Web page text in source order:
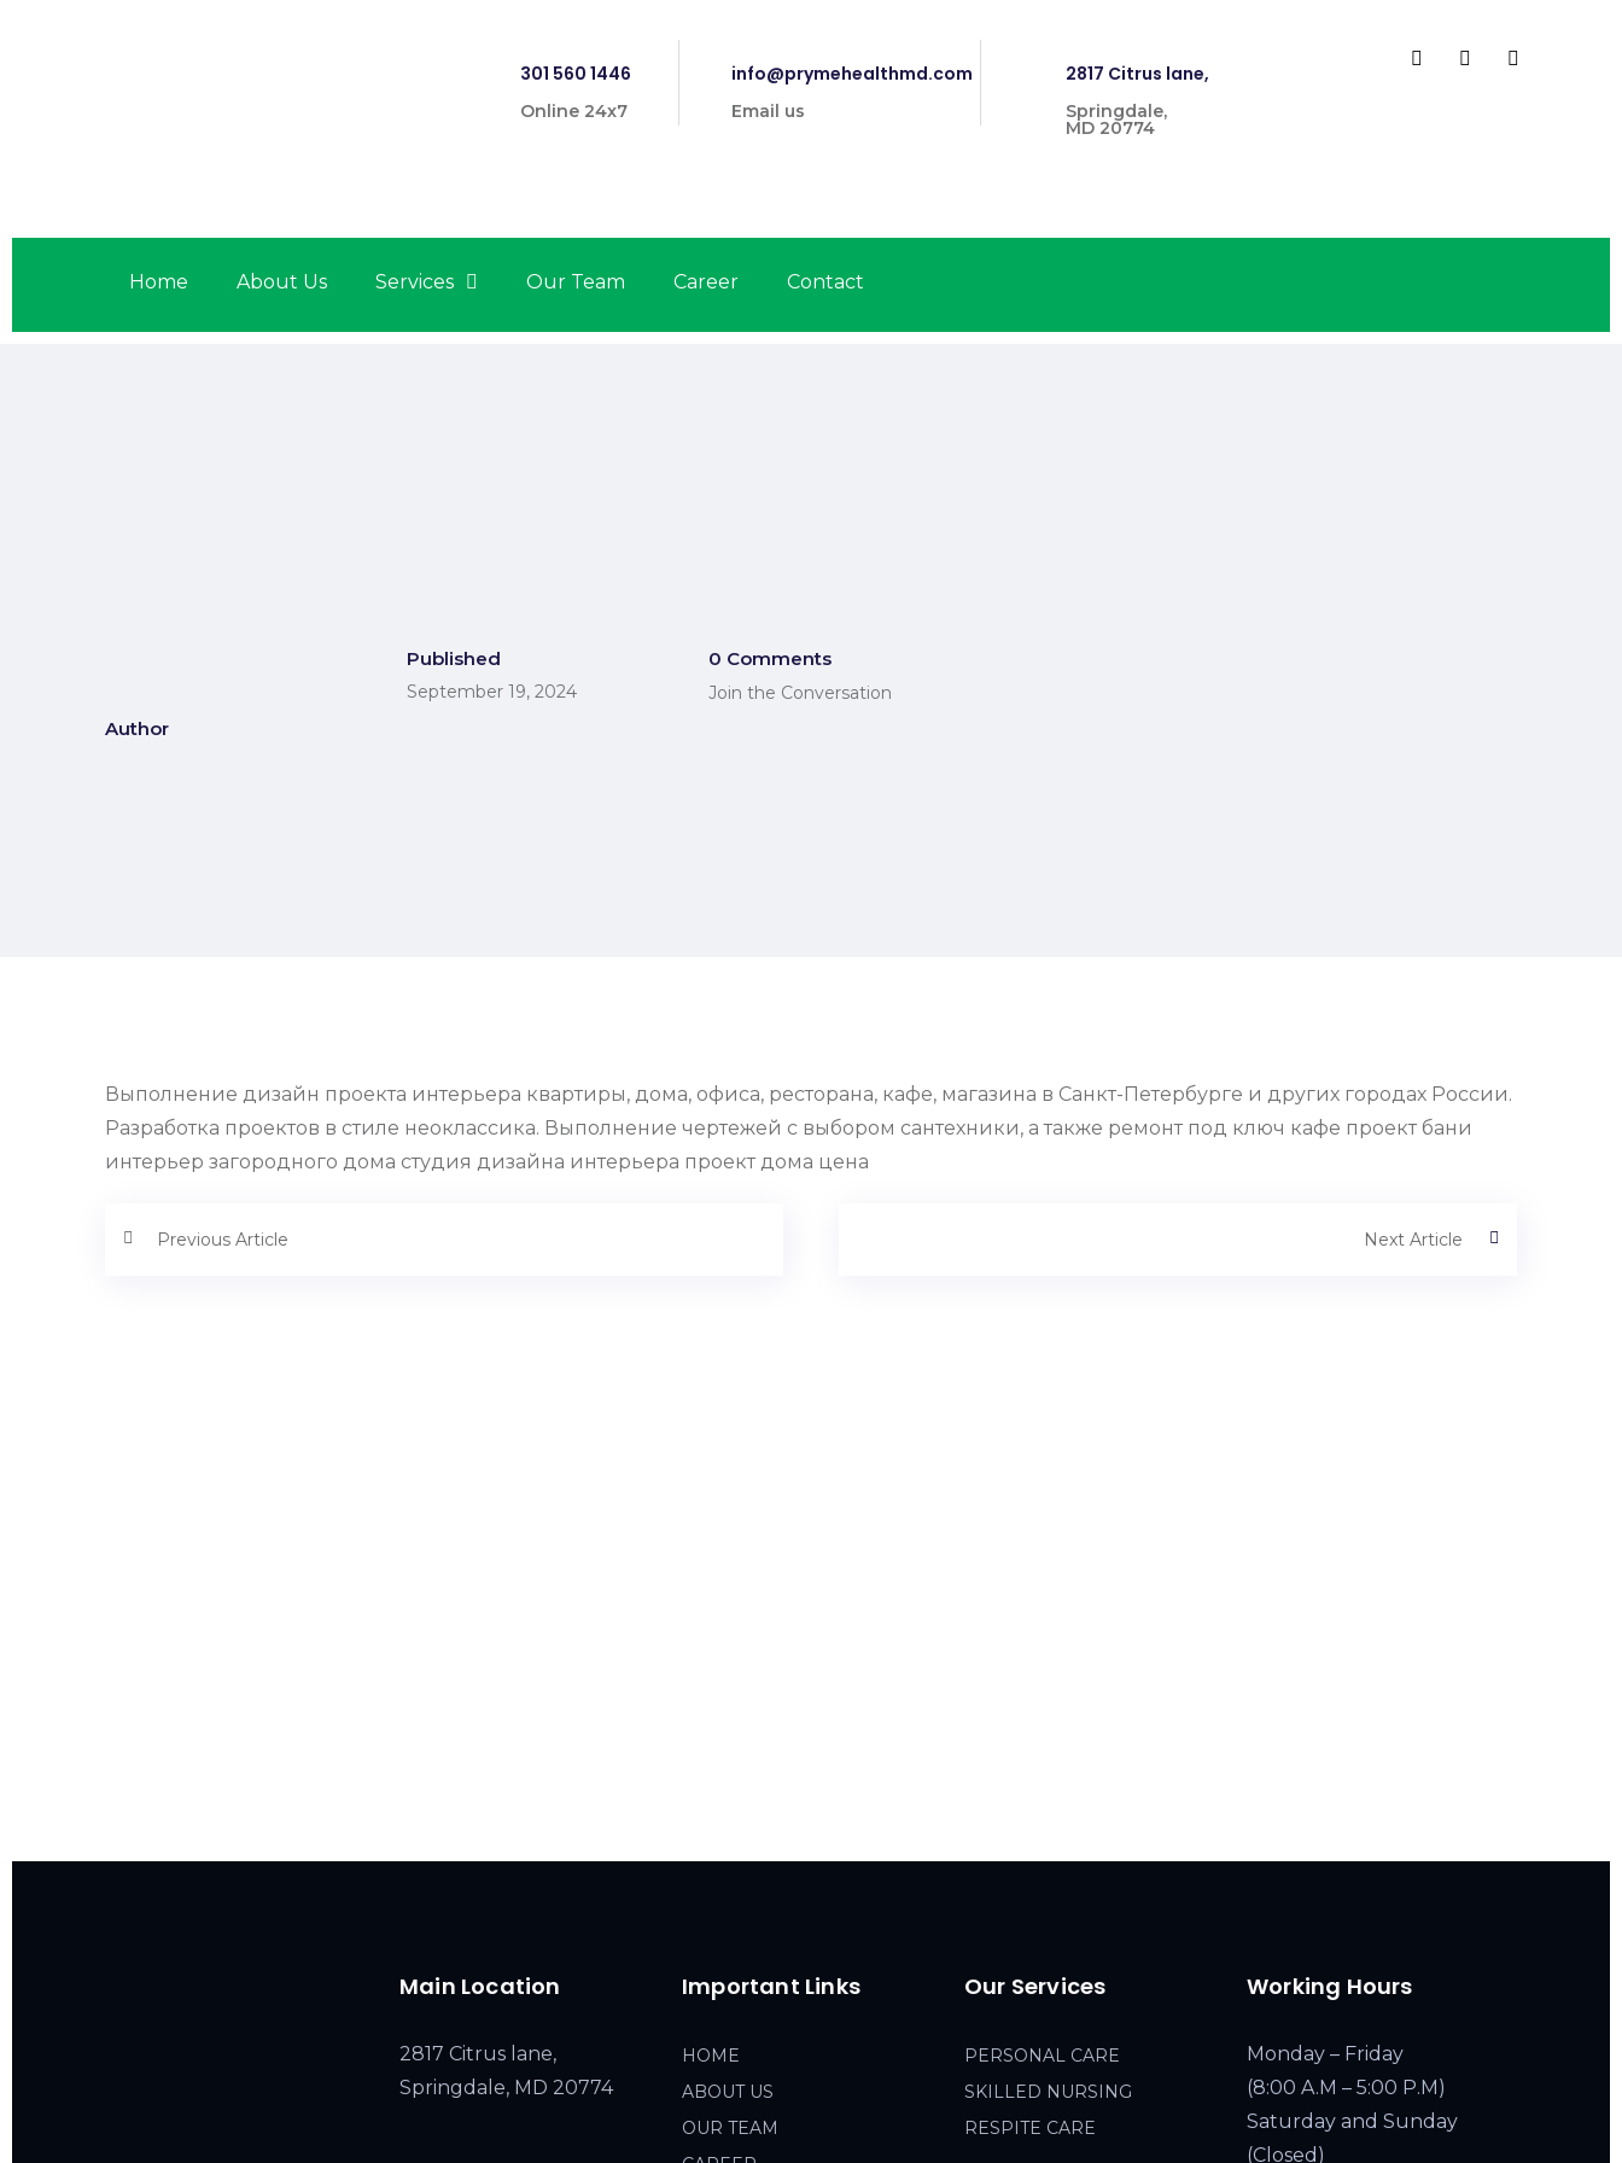
301 560 1446
Online 24x7
info@prymehealthmd.com
Email us
2817 Citrus lane,
Springdale,
MD 20774
Home About Us Services Our Team Career Contact
Author
Published
September 19, 2024
0 Comments
Join the Conversation
Выполнение дизайн проекта интерьера квартиры, дома, офиса, ресторана, кафе, магазина в Санкт-Петербурге и других городах России.
Разработка проектов в стиле неоклассика. Выполнение чертежей с выбором сантехники, а также ремонт под ключ кафе проект бани
интерьер загородного дома студия дизайна интерьера проект дома цена
Previous Article Next Article
Main Location
2817 Citrus lane,
Springdale, MD 20774
Important Links
HOME
ABOUT US
OUR TEAM
Our Services
PERSONAL CARE
SKILLED NURSING
RESPITE CARE
Working Hours
Monday – Friday
(8:00 A.M – 5:00 P.M)
Saturday and Sunday
(Closed)